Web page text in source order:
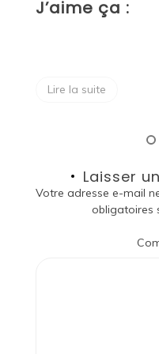
J’aime ça :
Lire la suite
Laisser
Votre adresse e-mail
obligatoires